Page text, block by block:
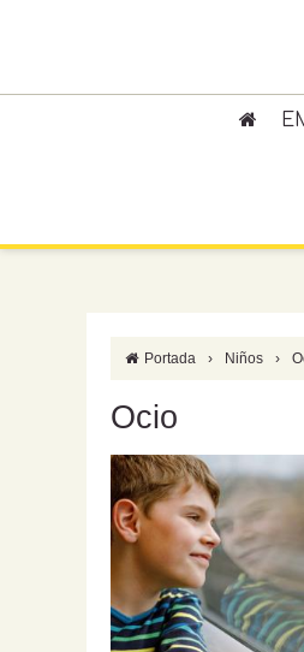
Portada › Niños ›
Ocio